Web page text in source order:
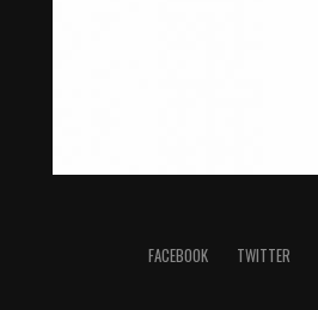
FACEBOOK TWITTER